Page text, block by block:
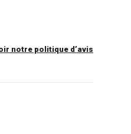
notre politique d’avis